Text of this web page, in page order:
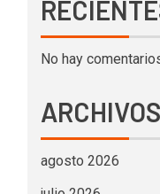
No hay
ARCHIVOS
agosto 2026